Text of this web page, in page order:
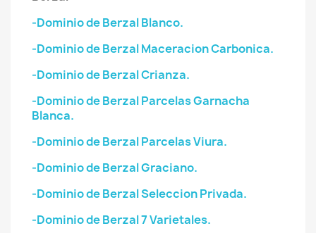
-Dominio de Berzal Blanco.
-Dominio de Berzal Maceracion Carbonica.
-Dominio de Berzal Crianza.
-Dominio de Berzal Parcelas Garnacha
Blanca.
-Dominio de Berzal Parcelas Viura.
-Dominio de Berzal Graciano.
-Dominio de Berzal Seleccion Privada.
-Dominio de Berzal 7 Varietales.